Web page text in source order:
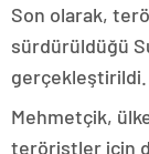
Son olarak,
sürdürüldüğü
gerçekleştirildi.
Mehmetçik,
teröristler için